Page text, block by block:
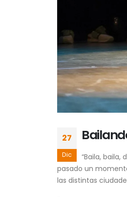
27
Dic
“Baila,
pasado un
las distintas